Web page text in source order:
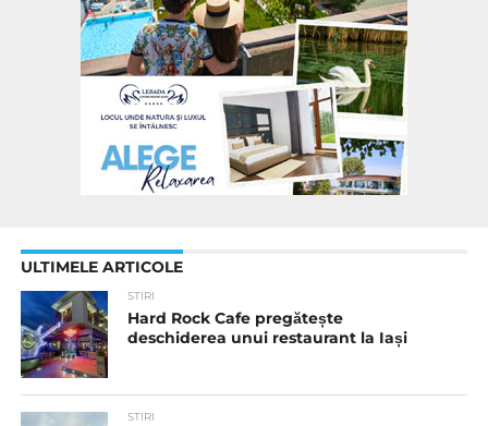
ULTIMELE ARTICOLE
STIRI
Hard Rock Cafe pregătește
deschiderea unui restaurant la Iași
STIRI